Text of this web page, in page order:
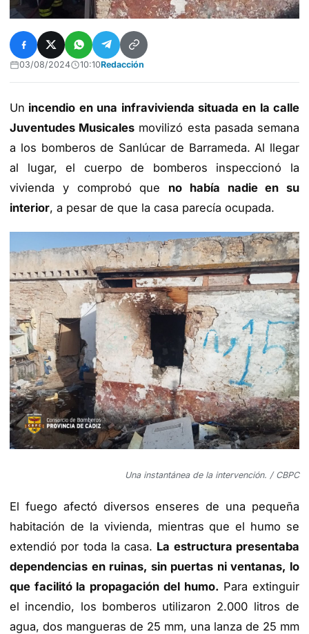
03/08/2024 10:10Redacción
Un incendio en una infravivienda situada en la calle
Juventudes Musicales movilizó esta pasada semana
a los bomberos de Sanlúcar de Barrameda. Al llegar
al lugar, el cuerpo de bomberos inspeccionó la
vivienda y comprobó que no había nadie en su
interior, a pesar de que la casa parecía ocupada.
Una instantánea de la intervención. / CBPC
El fuego afectó diversos enseres de una pequeña
habitación de la vivienda, mientras que el humo se
extendió por toda la casa. La estructura presentaba
dependencias en ruinas, sin puertas ni ventanas, lo
que facilitó la propagación del humo. Para extinguir
el incendio, los bomberos utilizaron 2.000 litros de
agua, dos mangueras de 25 mm, una lanza de 25 mm